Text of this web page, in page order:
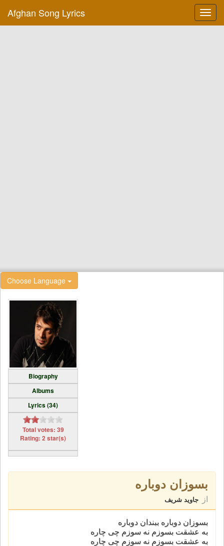
Afghan Song Lyrics
Choose Language
Biography
Albums
Lyrics (34)
Total votes: 39
Rating: 2 star(s)
بسوزان دوباره
از جاوید شریف
بسوزان دوباره ببندان دوباره
به عشقت بسوزم نه سوزم چی چاره
به عشقت بسوزم نه سوزم چی چاره